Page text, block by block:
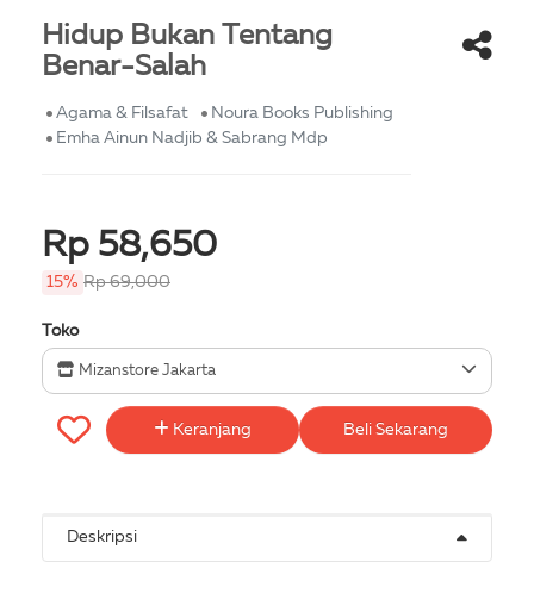
Hidup Bukan Tentang
Benar-Salah
Agama & Filsafat
Noura Books Publishing
Emha Ainun Nadjib & Sabrang Mdp
Rp 58,650
15% Rp 69,000
Toko
Mizanstore Jakarta
Keranjang Beli Sekarang
Deskripsi